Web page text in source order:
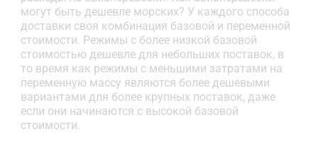
могут быть дешевле морских? У каждого способа
доставки своя комбинация базовой и переменной
стоимости. Режимы с более низкой базовой
стоимостью дешевле для небольших поставок, в
то время как режимы с меньшими затратами на
переменную массу являются более дешевыми
вариантами для более крупных поставок, даже
если они начинаются с высокой базовой
стоимости.